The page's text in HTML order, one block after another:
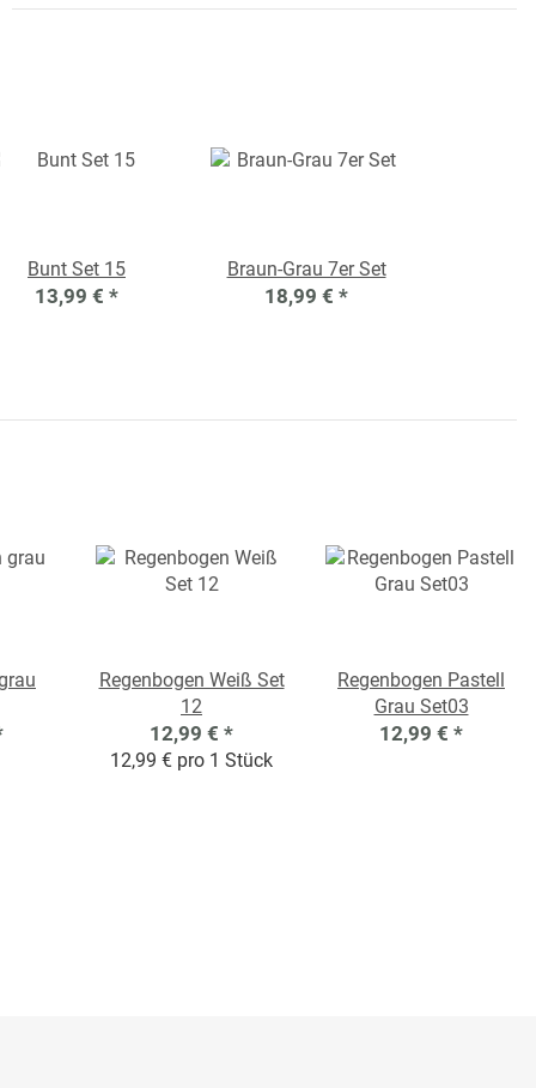
Bunt Set 15
13,99 € *
Braun-Grau 7er Set
18,99 € *
Regenbogen Weiß Set
12
12,99 € *
12,99 € pro 1 Stück
Regenbogen Pastell
Grau Set03
12,99 € *